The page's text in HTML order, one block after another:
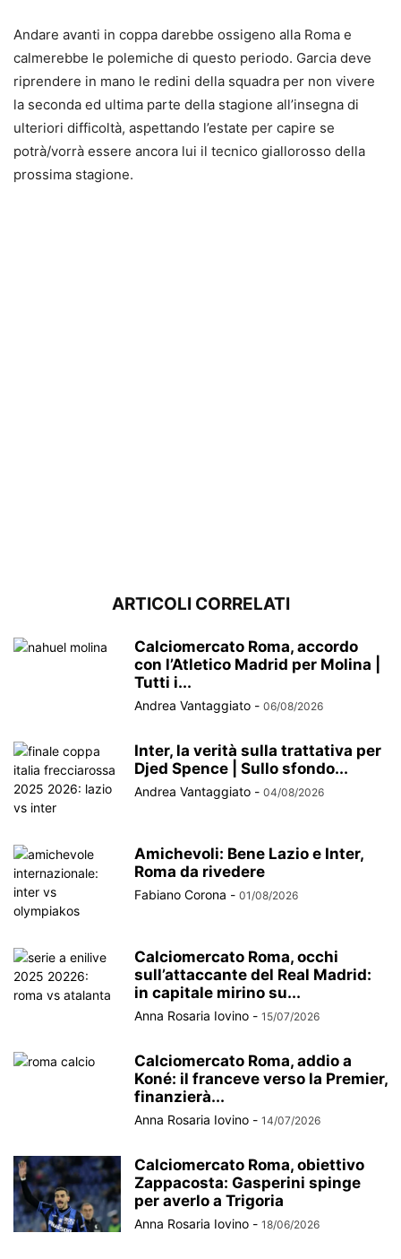
Andare avanti in coppa darebbe ossigeno alla Roma e
calmerebbe le polemiche di questo periodo. Garcia deve
riprendere in mano le redini della squadra per non vivere
la seconda ed ultima parte della stagione all’insegna di
ulteriori difficoltà, aspettando l’estate per capire se
potrà/vorrà essere ancora lui il tecnico giallorosso della
prossima stagione.
ARTICOLI CORRELATI
Calciomercato Roma, accordo
con l’Atletico Madrid per Molina |
Tutti i...
Andrea Vantaggiato - 06/08/2026
Inter, la verità sulla trattativa per
Djed Spence | Sullo sfondo...
Andrea Vantaggiato - 04/08/2026
Amichevoli: Bene Lazio e Inter,
Roma da rivedere
Fabiano Corona - 01/08/2026
Calciomercato Roma, occhi
sull’attaccante del Real Madrid:
in capitale mirino su...
Anna Rosaria Iovino - 15/07/2026
Calciomercato Roma, addio a
Koné: il franceve verso la Premier,
finanzierà...
Anna Rosaria Iovino - 14/07/2026
Calciomercato Roma, obiettivo
Zappacosta: Gasperini spinge
per averlo a Trigoria
Anna Rosaria Iovino - 18/06/2026